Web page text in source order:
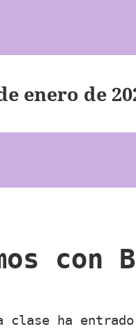
enero de
con
clase ha